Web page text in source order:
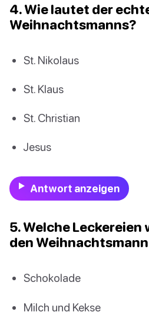
4. Wie lautet der
Weihnachtsmanns?
St. Nikolaus
St. Klaus
St. Christian
Jesus
Antwort anzeigen
5. Welche
den
Schokolade
Milch und Kekse